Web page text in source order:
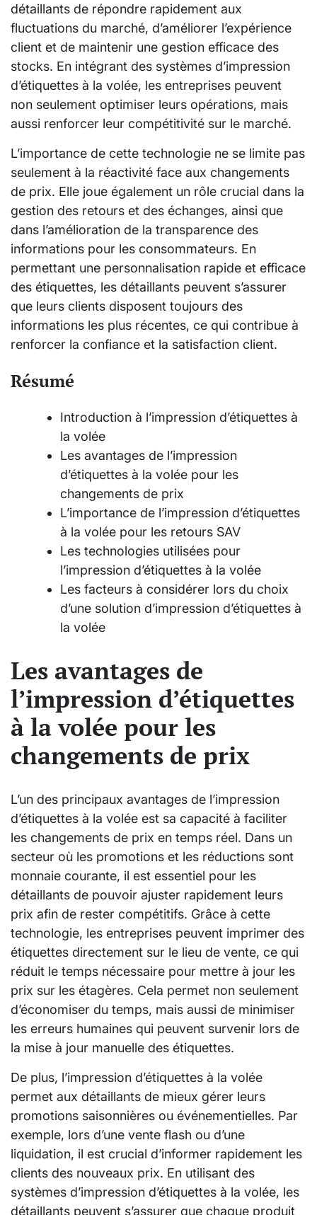
détaillants de répondre rapidement aux
fluctuations du marché, d’améliorer l’expérience
client et de maintenir une gestion efficace des
stocks. En intégrant des systèmes d’impression
d’étiquettes à la volée, les entreprises peuvent
non seulement optimiser leurs opérations, mais
aussi renforcer leur compétitivité sur le marché.
L’importance de cette technologie ne se limite pas
seulement à la réactivité face aux changements
de prix. Elle joue également un rôle crucial dans la
gestion des retours et des échanges, ainsi que
dans l’amélioration de la transparence des
informations pour les consommateurs. En
permettant une personnalisation rapide et efficace
des étiquettes, les détaillants peuvent s’assurer
que leurs clients disposent toujours des
informations les plus récentes, ce qui contribue à
renforcer la confiance et la satisfaction client.
Résumé
Introduction à l’impression d’étiquettes à
la volée
Les avantages de l’impression
d’étiquettes à la volée pour les
changements de prix
L’importance de l’impression d’étiquettes
à la volée pour les retours SAV
Les technologies utilisées pour
l’impression d’étiquettes à la volée
Les facteurs à considérer lors du choix
d’une solution d’impression d’étiquettes à
la volée
Les avantages de
l’impression d’étiquettes
à la volée pour les
changements de prix
L’un des principaux avantages de l’impression
d’étiquettes à la volée est sa capacité à faciliter
les changements de prix en temps réel. Dans un
secteur où les promotions et les réductions sont
monnaie courante, il est essentiel pour les
détaillants de pouvoir ajuster rapidement leurs
prix afin de rester compétitifs. Grâce à cette
technologie, les entreprises peuvent imprimer des
étiquettes directement sur le lieu de vente, ce qui
réduit le temps nécessaire pour mettre à jour les
prix sur les étagères. Cela permet non seulement
d’économiser du temps, mais aussi de minimiser
les erreurs humaines qui peuvent survenir lors de
la mise à jour manuelle des étiquettes.
De plus, l’impression d’étiquettes à la volée
permet aux détaillants de mieux gérer leurs
promotions saisonnières ou événementielles. Par
exemple, lors d’une vente flash ou d’une
liquidation, il est crucial d’informer rapidement les
clients des nouveaux prix. En utilisant des
systèmes d’impression d’étiquettes à la volée, les
détaillants peuvent s’assurer que chaque produit